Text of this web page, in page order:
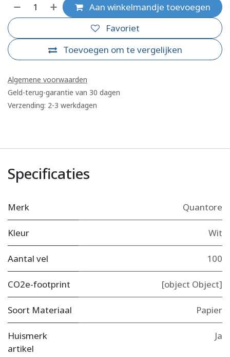
Aan winkelmandje toevoegen
Toevoegen om te vergelijken
Favoriet
Algemene voorwaarden
Geld-terug-garantie van 30 dagen
Verzending: 2-3 werkdagen
Specificaties
Merk Quantore
Kleur Wit
Aantal vel 100
CO2e-footprint [object Object]
Soort Materiaal Papier
Huismerk
artikel
Ja